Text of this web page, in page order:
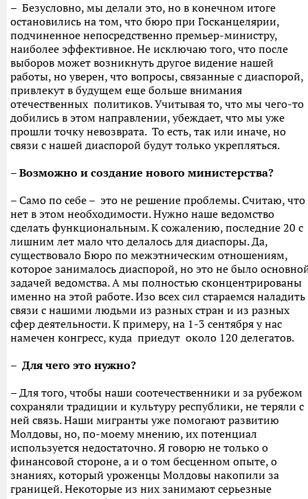
– Безусловно, мы делали это, но в конечном итоге
остановились на том, что бюро при Госканцелярии,
подчиненное непосредственно премьер-министру,
наиболее эффективное. Не исключаю того, что после
выборов может возникнуть другое видение нашей
работы, но уверен, что вопросы, связанные с диаспорой,
привлекут в будущем еще больше внимания
отечественных политиков. Учитывая то, что мы чего-то
добились в этом направлении, убеждает, что мы уже
прошли точку невозврата. То есть, так или иначе, но
связи с нашей диаспорой будут только укрепляться.
– Возможно и создание нового министерства?
– Само по себе – это не решение проблемы. Считаю, что
нет в этом необходимости. Нужно наше ведомство
сделать функциональным. К сожалению, последние 20 с
лишним лет мало что делалось для диаспоры. Да,
существовало Бюро по межэтническим отношениям,
которое занималось диаспорой, но это не было
задачей ведомства. А мы полностью сконцентрированы
именно на этой работе. Изо всех сил стараемся наладить
связи с нашими людьми из разных стран и из разных
сфер деятельности. К примеру, на 1-3 сентября у нас
намечен конгресс, куда приедут около 120 делегатов.
– Для чего это нужно?
– Для того, чтобы наши соотечественники и за рубежом
сохраняли традиции и культуру республики, не теряли с
ней связь. Наши мигранты уже помогают развитию
Молдовы, но, по-моему мнению, их потенциал
используется недостаточно. Я говорю не только о
финансовой стороне, а и о том бесценном опыте, о
знаниях, который уроженцы Молдовы накопили за
границей. Некоторые из них занимают серьезные